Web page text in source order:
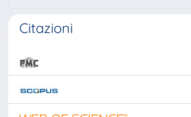
Citazioni